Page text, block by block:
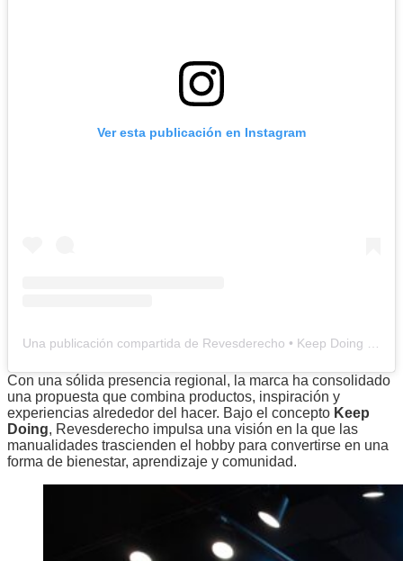
Ver esta publicación en Instagram
Con una sólida presencia regional, la marca ha consolidado
una propuesta que combina productos, inspiración y
experiencias alrededor del hacer. Bajo el concepto Keep
Doing, Revesderecho impulsa una visión en la que las
manualidades trascienden el hobby para convertirse en una
forma de bienestar, aprendizaje y comunidad.